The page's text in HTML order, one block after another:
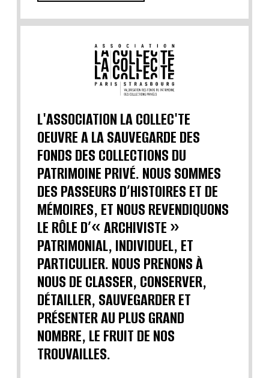
L'ASSOCIATION LA COLLEC'TE
OEUVRE A LA SAUVEGARDE DES
FONDS DES COLLECTIONS DU
PATRIMOINE PRIVÉ. NOUS SOMMES
DES PASSEURS D’HISTOIRES ET DE
MÉMOIRES, ET NOUS REVENDIQUONS
LE RÔLE D’« ARCHIVISTE »
PATRIMONIAL, INDIVIDUEL, ET
PARTICULIER. NOUS PRENONS À
NOUS DE CLASSER, CONSERVER,
DÉTAILLER, SAUVEGARDER ET
PRÉSENTER AU PLUS GRAND
NOMBRE, LE FRUIT DE NOS
TROUVAILLES.